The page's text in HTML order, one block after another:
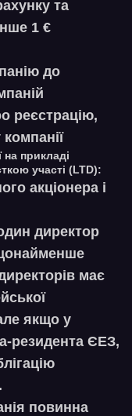
та
1 €
до
реєстрацію,
на прикладі
участі (LTD):
акціонера і
директор
має
якщо у
резидента ЄЕЗ,
повинна